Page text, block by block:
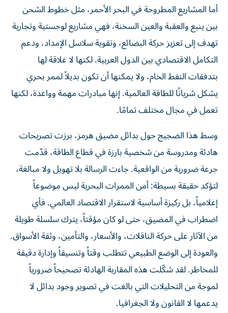
أما المشاريع المطروحة في البحر الأحمر، مثل خطوط الشحن
بين ينبع والعقبة والعين السخنة، فهي مشاريع لوجستية وتجارية
تهدف إلى تعزيز حركة البضائع، وتقوية سلاسل الإمداد، ودعم
التكامل الاقتصادي بين الدول العربية. لكنها لا علاقة لها
بتدفقات النفط الخام، ولا يمكنها أن تكون بديلاً لممر بحري
يشكل شريانًا للطاقة العالمية. إنها مبادرات مهمة وواعدة، لكنها
تعمل في مجال مختلف تمامًا.
وسط هذا الضجيج حول بدائل مضيق هرمز، برزت تصريحات
هادئة ومدروسة من شخصية بارزة في قطاع الطاقة، قدّمت
جرعة ضرورية من الواقعية. جاءت الرسالة بلا تهويل ولا مبالغة،
لتؤكد حقيقة بسيطة: أمن الممرات البحرية ليس موضوعاً
إعلامياً، بل ركيزة أساسية لاستقرار الاقتصاد العالمي. فأي
اضطراب في المضيق، حتى لو كان مؤقتاً، يترك سلسلة طويلة
من الآثار على حركة الناقلات، والأسعار، والتأمين، وثقة الأسواق.
والعودة إلى الوضع الطبيعي تتطلب وقتاً وتنسيقاً وإدارة دقيقة
للمخاطر. لقد شكّلت هذه المقاربة الهادئة تصحيحاً ضرورياً
لموجة من التحليلات التي بالغت في تصوير وجود بدائل لا
يدعمها لا القانون ولا الجغرافيا.